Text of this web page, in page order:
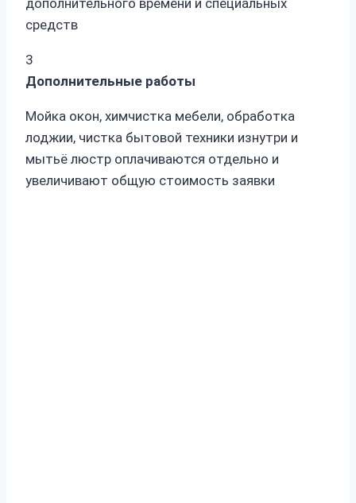
средств
3
Дополнительные работы
Мойка окон, химчистка мебели, обработка
лоджии, чистка бытовой техники изнутри и
мытьё люстр оплачиваются отдельно и
увеличивают общую стоимость заявки